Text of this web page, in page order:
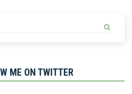
ME ON TWITTER